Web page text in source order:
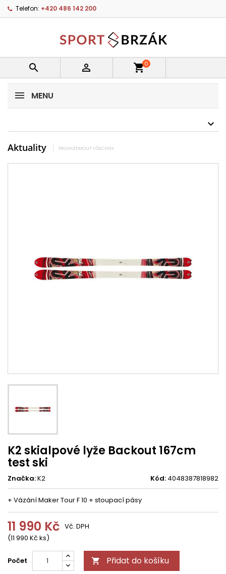
Telefon: +420 486 142 200
  shopping_cart0
MENU
Aktuality PROHLÉDNOUT VŠECHNY
K2 skialpové lyže Backout 167cm
test ski
Značka:K2 Kód: 4048387818982
+ Vázání Maker Tour F 10 + stoupací pásy
11 990 Kč
(11 990 Kč ks)
Vč. DPH
Počet  Přidat do košíku